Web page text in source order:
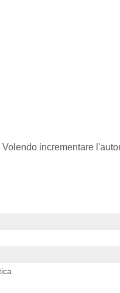
Volendo incrementare